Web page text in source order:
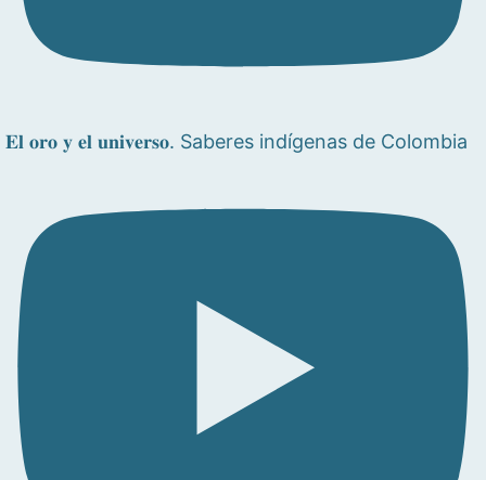
𝐄𝐥 𝐨𝐫𝐨 𝐲 𝐞𝐥 𝐮𝐧𝐢𝐯𝐞𝐫𝐬𝐨. Saberes indígenas de Colombia